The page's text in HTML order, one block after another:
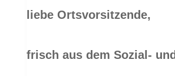
liebe Ortsvorsitzende,
frisch aus dem Sozial- und